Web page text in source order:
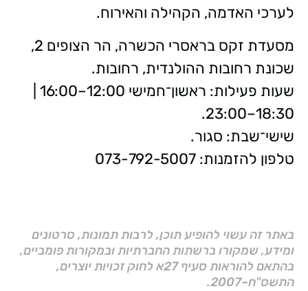
לערכי האדמה, הקהילה והאירוח.
מסעדת זקס בראסרי הכשרה, הר הצופים 2,
שכונת רחובות ההולנדית, רחובות.
18:30–23:00.
שישי־שבת: סגור.
טלפון להזמנות: 073-792-5007
באתר זה עשוי להופיע תוכן, לרבות תמונות, סרטונים
ומידע, שמקורו ברשתות החברתיות ובמקורות פומביים,
בהתאם להוראות סעיף 27א לחוק זכויות יוצרים,
התשס"ח–2007.